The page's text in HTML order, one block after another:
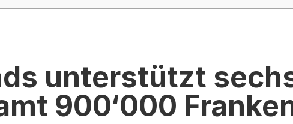
unterstützt
900‘000